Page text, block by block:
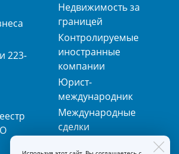
223-
Недвижимость за
границей
Контролируемые
иностранные
компании
Юрист-
международник
Международные
сделки